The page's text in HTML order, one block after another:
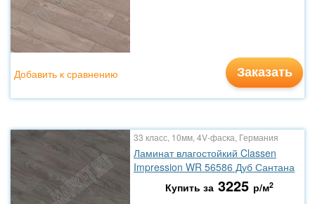
Заказать
Добавить к сравнению
33 класс, 10мм, 4V-фаска, Германия
Ламинат влагостойкий Classen
Impression WR 56586 Дуб Сантана
Купить за 3225 р/м2